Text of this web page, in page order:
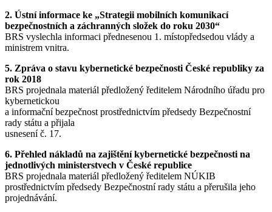
2. Ústní informace ke „Strategii mobilních komunikací
bezpečnostních a záchranných složek do roku 2030“
BRS vyslechla informaci přednesenou 1. místopředsedou vlády a
ministrem vnitra.
5. Zpráva o stavu kybernetické bezpečnosti České republiky za
rok 2018
BRS projednala materiál předložený ředitelem Národního úřadu pro
kybernetickou
a informační bezpečnost prostřednictvím předsedy Bezpečnostní
rady státu a přijala
usnesení č. 17.
6. Přehled nákladů na zajištění kybernetické bezpečnosti na
jednotlivých ministerstvech v České republice
BRS projednala materiál předložený ředitelem NÚKIB
prostřednictvím předsedy Bezpečnostní rady státu a přerušila jeho
projednávání.